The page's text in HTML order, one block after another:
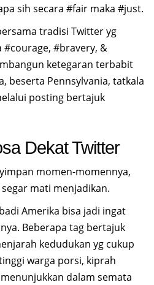
sih secara #fair maka #just.
tradisi Twitter yg
#courage, #bravery, &
ketegaran terbabit
beserta Pennsylvania, tatkala
posting bertajuk
Dekat Twitter
momen-momennya,
mati menjadikan.
Amerika bisa jadi ingat
Beberapa tag bertajuk
kedudukan yg cukup
warga porsi, kiprah
dalam semata